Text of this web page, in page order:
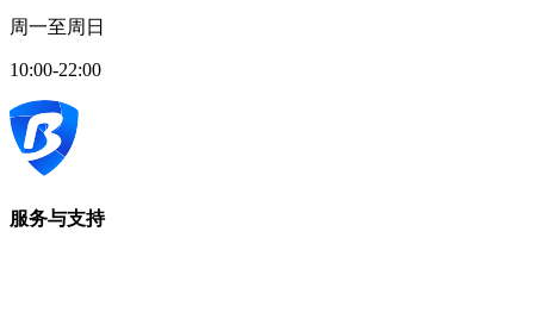
周一至周日
10:00-22:00
服务与支持